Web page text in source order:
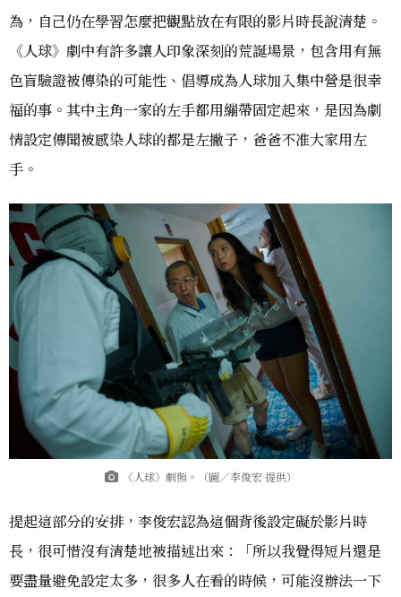
為，自己仍在學習怎麼把觀點放在有限的影片時長說清楚。
《人球》劇中有許多讓人印象深刻的荒誕場景，包含用有無
色盲驗證被傳染的可能性、倡導成為人球加入集中營是很幸
福的事。其中主角一家的左手都用繃帶固定起來，是因為劇
情設定傳聞被感染人球的都是左撇子，爸爸不准大家用左
手。
《人球》劇照。（圖／李俊宏 提供）
提起這部分的安排，李俊宏認為這個背後設定礙於影片時
長，很可惜沒有清楚地被描述出來：「所以我覺得短片還是
要盡量避免設定太多，很多人在看的時候，可能沒辦法一下